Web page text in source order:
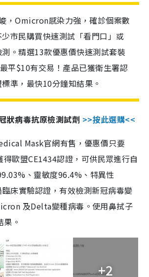
，Omicron感染力強，確診個案數
市民購買快速測試「看門口」或
。精選13款優惠價快速測試套裝
平$10有交易！產品已獲衛生署認
準，最快10分鐘知結果。
狀病毒抗原檢測試劑 >>按此選購<<
Mask官網有售，優惠價只要
歐盟CE1434認證，可供民眾進行自
、靈敏度96.4%、特異性
床實驗認證，有效檢測新冠病毒變
及Delta變種病毒。使用鼻拭子
。
+2